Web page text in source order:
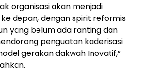
organisasi akan menjadi
depan, dengan spirit reformis
yang belum ada ranting dan
penguatan kaderisasi
gerakan dakwah Inovatif,”